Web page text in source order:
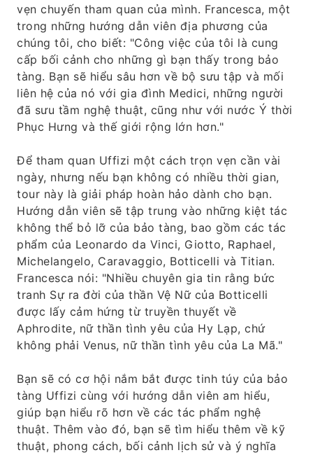
vẹn chuyến tham quan của mình. Francesca, một
trong những hướng dẫn viên địa phương của
chúng tôi, cho biết: "Công việc của tôi là cung
cấp bối cảnh cho những gì bạn thấy trong bảo
tàng. Bạn sẽ hiểu sâu hơn về bộ sưu tập và mối
liên hệ của nó với gia đình Medici, những người
đã sưu tầm nghệ thuật, cũng như với nước Ý thời
Phục Hưng và thế giới rộng lớn hơn."
Để tham quan Uffizi một cách trọn vẹn cần vài
ngày, nhưng nếu bạn không có nhiều thời gian,
tour này là giải pháp hoàn hảo dành cho bạn.
Hướng dẫn viên sẽ tập trung vào những kiệt tác
không thể bỏ lỡ của bảo tàng, bao gồm các tác
phẩm của Leonardo da Vinci, Giotto, Raphael,
Michelangelo, Caravaggio, Botticelli và Titian.
Francesca nói: "Nhiều chuyên gia tin rằng bức
tranh Sự ra đời của thần Vệ Nữ của Botticelli
được lấy cảm hứng từ truyền thuyết về
Aphrodite, nữ thần tình yêu của Hy Lạp, chứ
không phải Venus, nữ thần tình yêu của La Mã."
Bạn sẽ có cơ hội nắm bắt được tinh túy của bảo
tàng Uffizi cùng với hướng dẫn viên am hiểu,
giúp bạn hiểu rõ hơn về các tác phẩm nghệ
thuật. Thêm vào đó, bạn sẽ tìm hiểu thêm về kỹ
thuật, phong cách, bối cảnh lịch sử và ý nghĩa